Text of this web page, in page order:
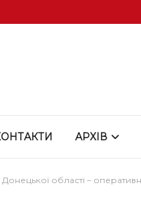
АРХІВ
області –